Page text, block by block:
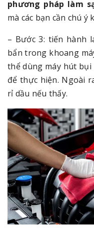
phương pháp làm
mà các bạn cần chú ý
– Bước 3: tiến hành
bẩn trong khoang
thể dùng máy hút bụi
để thực hiện. Ngoài
rỉ dầu nếu thấy.